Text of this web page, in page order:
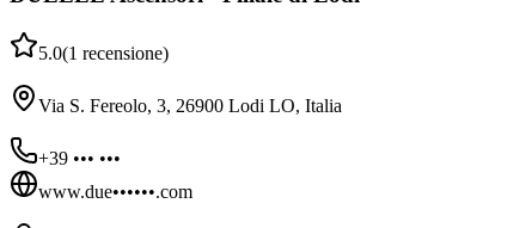
5.0(1 recensione)
Via S. Fereolo, 3, 26900 Lodi LO, Italia
+39 ••• •••
www.due••••••.com